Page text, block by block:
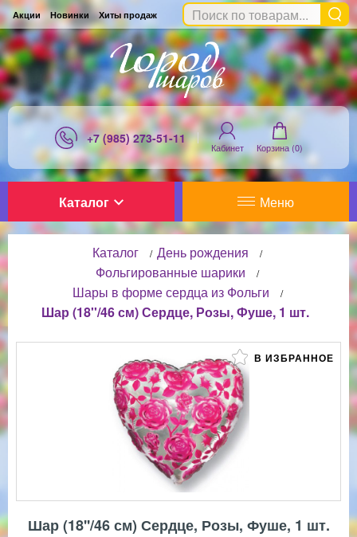
Акции Новинки Хиты продаж
+7 (985) 273-51-11
Кабинет Корзина (0)
Каталог Меню
Каталог / День рождения /
Фольгированные шарики /
Шары в форме сердца из Фольги /
Шар (18''/46 см) Сердце, Розы, Фуше, 1 шт.
В ИЗБРАННОЕ
Шар (18''/46 см) Сердце, Розы, Фуше, 1 шт.